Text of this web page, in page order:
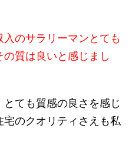
のサラリーマンとても
質は良いと感じまし
ても質感の良さを感じ
宅のクオリティさえも私